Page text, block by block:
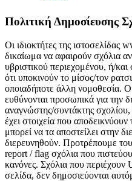
Πολιτική Δημοσίευσης
Οι ιδιοκτήτες της
δικαίωμα να αφαιρούν σχόλια
υβριστικού περιεχομένου, ή/
ότι υποκινούν το μίσος/τον
οποιαδήποτε άλλη νομοθεσία.
ευθύνονται προσωπικά για την
αναγνώστης/συντάκτης σχολίου,
έχει στοιχεία που
μπορεί να τα αποστείλει στην
διερευνηθούν. Προτρέπουμε
report / flag σχόλια που
κανόνες. Σχόλια που
σελίδα, δεν δημοσιεύονται